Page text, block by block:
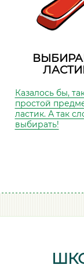
Казалось бы,
простой
ластик. А так
выбирать!